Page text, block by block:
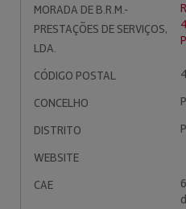
MORADA DE B.R.M.-
PRESTAÇÕES DE SERVIÇOS,
LDA.
CÓDIGO POSTAL
CONCELHO
DISTRITO
WEBSITE
CAE